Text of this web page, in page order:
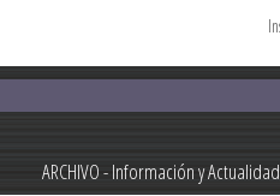
contenido
ARCHIVO - Información y
Información y Actualidad Astronómica